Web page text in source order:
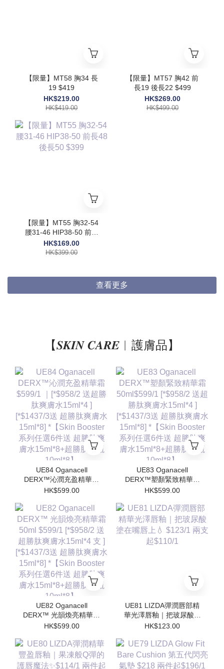
【限量】MT58 胸34 長
19 $419
HK$219.00
HK$419.00
【限量】MT57 胸42 前
長19 後長22 $499
HK$269.00
HK$499.00
【限量】MT55 胸32-54
腰31-46 HIP38-50 前長
48 後長50 $399
HK$169.00
HK$399.00
查看更多
【𝑺𝑲𝑰𝑵 𝑪𝑨𝑹𝑬︱護膚品】
UE84 Oganacell
DERX™沁潤充盈精華霜
$599/1 ｜[*$958/2 送超
[*$1437/3送 超勝肽爽膚
水15ml*8] *【Skin
Booster 系列任選6件送
超勝肽爽膚水15ml*8+超
勝肽安瓶10ml*8】
HK$599.00
UE83 Oganacell
DERX™塑顏緊致精華霜
50ml$599/1 [*$958/2 送
[*$1437/3送 超勝肽爽膚
水15ml*8] *【Skin
Booster 系列任選6件送
超勝肽爽膚水15ml*8+超
勝肽安瓶10ml*8】
HK$599.00
UE82 Oganacell
DERX™ 光韻煥亮精華霜
50ml $599/1 [*$958/2 送
[*$1437/3送 超勝肽爽膚
水15ml*8] *【Skin
Booster 系列任選6件送
HK$599.00
UE81 LIZDA彈潤唇部精
華光澤唇釉｜把玻尿酸塗
在嘴唇上💧 $123/1 兩支
HK$123.00